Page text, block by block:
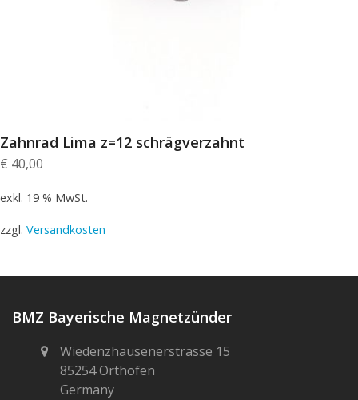
Zahnrad Lima z=12 schrägverzahnt
€ 40,00
exkl. 19 % MwSt.
zzgl. Versandkosten
BMZ Bayerische Magnetzünder
Wiedenzhausenerstrasse 15
85254 Orthofen
Germany